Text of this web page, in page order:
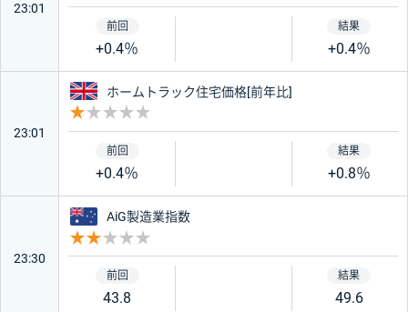
ユーロ
オーストラリア
ニュージーランド
23:01
+0.4％ +0.4％
23:01
イギリス
ホームトラック住宅価格[前年比]
+0.4％ +0.8％
23:30
オーストラリア
AiG製造業指数
43.8 49.6